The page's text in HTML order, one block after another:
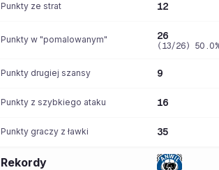
Punkty ze strat 12
Punkty w "pomalowanym" 26
(13/26)
Punkty drugiej szansy 9
Punkty z szybkiego ataku 16
Punkty graczy z ławki 35
Rekordy